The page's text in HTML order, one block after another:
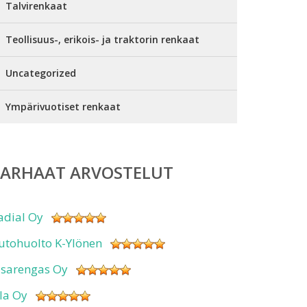
Talvirenkaat
Teollisuus-, erikois- ja traktorin renkaat
Uncategorized
Ympärivuotiset renkaat
ARVOSTELUT
Oy
K-Ylönen
Oy
Oy